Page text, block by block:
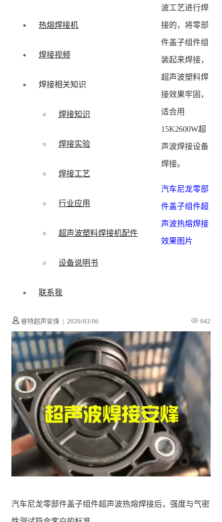
热熔焊接机
焊接视频
焊接相关知识
焊接知识
焊接实验
焊接工艺
行业应用
超声波塑料焊接机配件
设备说明书
联系我
睿特超声安烽 | 2020/03/06 942
波工艺进行焊
接的，将零部
件盖子组件组
装起来焊接，
超声波塑料焊
接效果牢固，
适合用
15K2600W超
声波焊接设备
焊接。
汽车尼龙零部
件盖子组件超
声波热熔焊接
效果图片
汽车尼龙零部件盖子组件超声波热熔焊接后，强度与气密